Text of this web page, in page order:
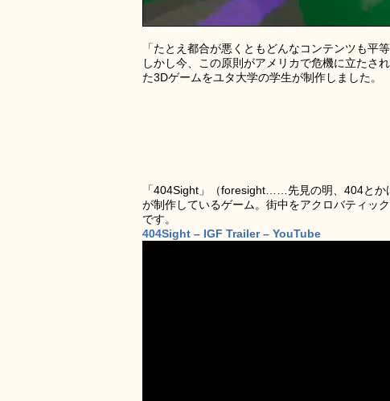
「たとえ都合が悪くともどんなコンテンツも平
しかし今、この原則がアメリカで危機に立た
た3Dゲームをユタ大学の学生が制作しました。
「404Sight」（foresight……先見の明、404とか
が制作しているゲーム。街中をアクロバティッ
です。
404Sight – IGF Trailer – YouTube